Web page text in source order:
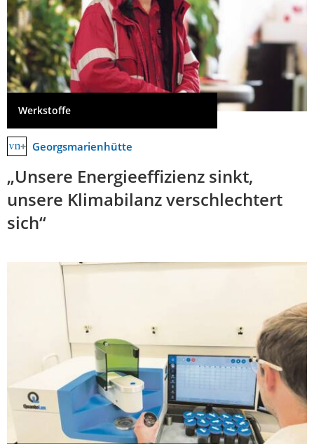
Werkstoffe
Georgsmarienhütte
„Unsere Energieeffizienz sinkt,
unsere Klimabilanz verschlechtert
sich“